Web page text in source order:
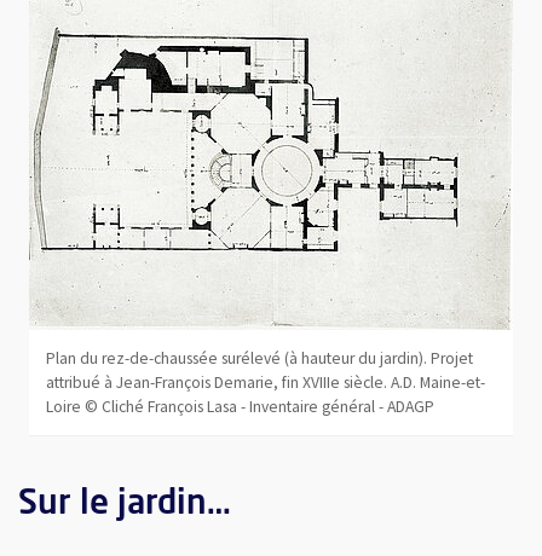
Plan du rez-de-chaussée surélevé (à hauteur du jardin). Projet
attribué à Jean-François Demarie, fin XVIIIe siècle. A.D. Maine-et-
Loire © Cliché François Lasa - Inventaire général - ADAGP
Sur le jardin…